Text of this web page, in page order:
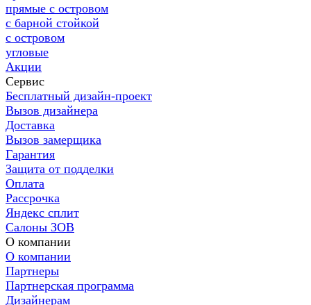
прямые с островом
с барной стойкой
с островом
угловые
Акции
Сервис
Бесплатный дизайн-проект
Вызов дизайнера
Доставка
Вызов замерщика
Гарантия
Защита от подделки
Оплата
Рассрочка
Яндекс сплит
Салоны ЗОВ
О компании
О компании
Партнеры
Партнерская программа
Дизайнерам